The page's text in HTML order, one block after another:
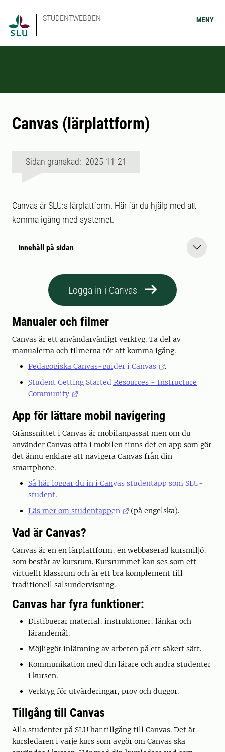
STUDENTWEBBEN MENY
Canvas (lärplattform)
Sidan granskad: 2025-11-21
Canvas är SLU:s lärplattform. Här får du hjälp med att
komma igång med systemet.
Innehåll på sidan
Logga in i Canvas
Manualer och filmer
Canvas är ett användarvänligt verktyg. Ta del av
manualerna och filmerna för att komma igång.
Pedagogiska Canvas-guider i Canvas
.
Student Getting Started Resources - Instructure
Community
App för lättare mobil navigering
Gränssnittet i Canvas är mobilanpassat men om du
använder Canvas ofta i mobilen finns det en app som gör
det ännu enklare att navigera Canvas från din
smartphone.
Så här loggar du in i Canvas studentapp som SLU-
student.
Läs mer om studentappen
(på engelska).
Vad är Canvas?
Canvas är en en lärplattform, en webbaserad kursmiljö,
som består av kursrum. Kursrummet kan ses som ett
virtuellt klassrum och är ett bra komplement till
traditionell salsundervisning.
Canvas har fyra funktioner:
Distibuerar material, instruktioner, länkar och
lärandemål.
Möjliggör inlämning av arbeten på ett säkert sätt.
Kommunikation med din lärare och andra studenter
i kursen.
Verktyg för utvärderingar, prov och duggor.
Tillgång till Canvas
Alla studenter på SLU har tillgång till Canvas. Det är
kursledaren i varje kurs som avgör om Canvas ska